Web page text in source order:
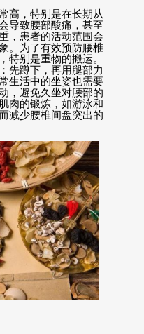
高，特别是在长期从
导致腰部酸痛，甚至
，患者的活动范围会
。为了有效预防腰椎
特别是重物的搬运。
先蹲下，再用腿部力
生活中的坐姿也需要
，避免久坐对腰部的
肉的锻炼，如游泳和
减少腰椎间盘突出的